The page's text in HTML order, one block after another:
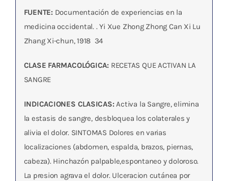
FUENTE: Documentación de experiencias en la
medicina occidental. . Yi Xue Zhong Zhong Can Xi Lu 
Zhang Xi-chun, 1918  34
CLASE FARMACOLÓGICA: RECETAS QUE ACTIVAN LA
SANGRE
INDICACIONES CLASICAS: Activa la Sangre, elimina
la estasis de sangre, desbloquea los colaterales y
alivia el dolor. SINTOMAS Dolores en varias
localizaciones (abdomen, espalda, brazos, piernas,
cabeza). Hinchazón palpable,espontaneo y doloroso.
La presion agrava el dolor. Ulceracion cutánea por